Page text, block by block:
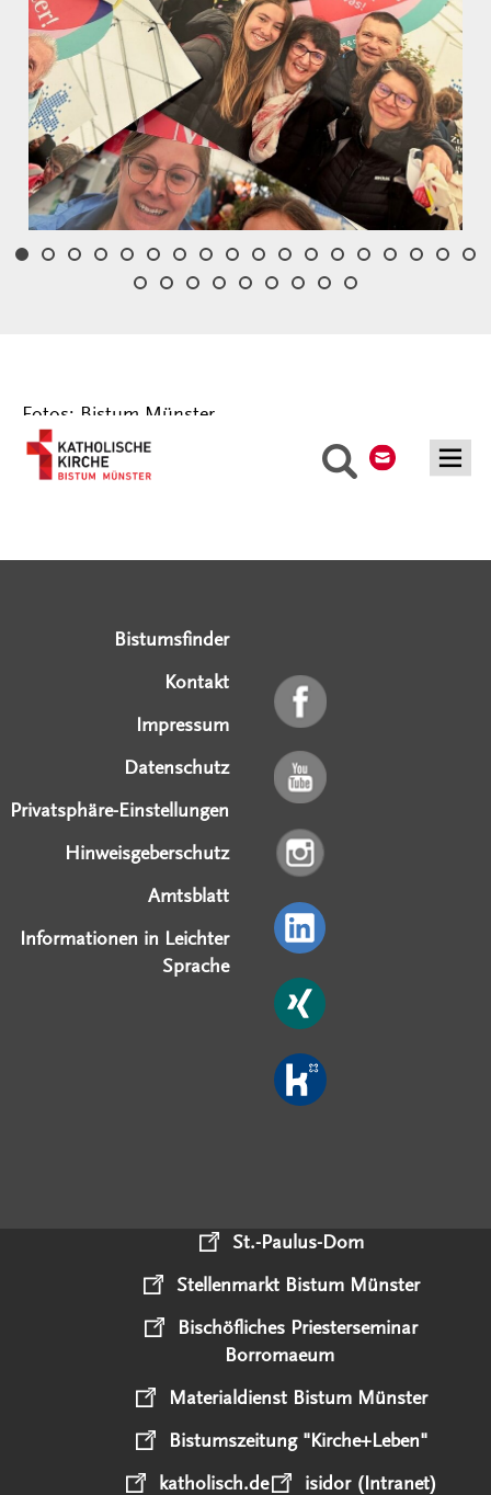
Suche
Fotos: Bistum Münster
Bistumsfinder
Kontakt
Impressum
Datenschutz
Privatsphäre-Einstellungen
Hinweisgeberschutz
Amtsblatt
Informationen in Leichter
Sprache
St.-Paulus-Dom
Stellenmarkt Bistum Münster
Bischöfliches Priesterseminar
Borromaeum
Materialdienst Bistum Münster
Bistumszeitung "Kirche+Leben"
katholisch.de
isidor (Intranet)